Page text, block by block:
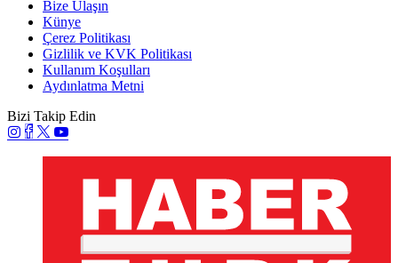
Bize Ulaşın
Künye
Çerez Politikası
Gizlilik ve KVK Politikası
Kullanım Koşulları
Aydınlatma Metni
Bizi Takip Edin